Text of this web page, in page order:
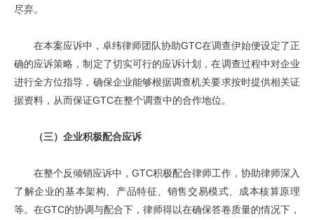
尽弃。
在本案应诉中，卓纬律师团队协助GTC在调查伊始便设定了正
确的应诉策略，制定了切实可行的应诉计划，在调查过程中对企业
进行全方位指导，确保企业能够根据调查机关要求按时提供相关证
据资料，从而保证GTC在整个调查中的合作地位。
（三）企业积极配合应诉
在整个反倾销应诉中，GTC积极配合律师工作，协助律师深入
了解企业的基本架构、产品特征、销售交易模式、成本核算原理
等。在GTC的协调与配合下，律师得以在确保答卷质量的情况下，